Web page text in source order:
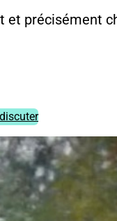
et précisément